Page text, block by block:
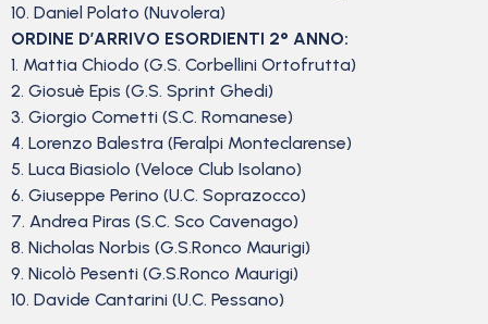
10. Daniel Polato (Nuvolera)
ORDINE D’ARRIVO ESORDIENTI 2° ANNO:
1. Mattia Chiodo (G.S. Corbellini Ortofrutta)
2. Giosuè Epis (G.S. Sprint Ghedi)
3. Giorgio Cometti (S.C. Romanese)
4. Lorenzo Balestra (Feralpi Monteclarense)
5. Luca Biasiolo (Veloce Club Isolano)
6. Giuseppe Perino (U.C. Soprazocco)
7. Andrea Piras (S.C. Sco Cavenago)
8. Nicholas Norbis (G.S.Ronco Maurigi)
9. Nicolò Pesenti (G.S.Ronco Maurigi)
10. Davide Cantarini (U.C. Pessano)